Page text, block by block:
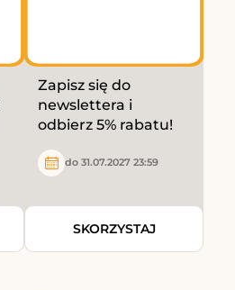
Zapisz się do
newslettera i
odbierz 5% rabatu!
do 31.07.2027 23:59
SKORZYSTAJ